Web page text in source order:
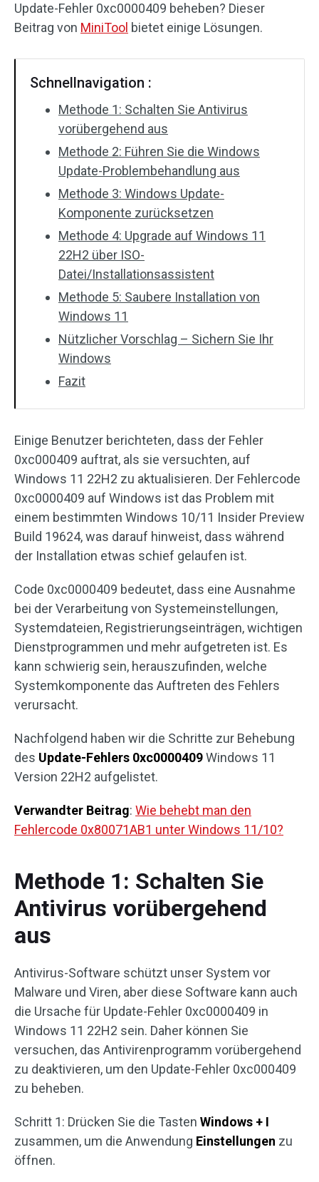
Update-Fehler 0xc0000409 beheben? Dieser
Beitrag von MiniTool bietet einige Lösungen.
Schnellnavigation :
Methode 1: Schalten Sie Antivirus
vorübergehend aus
Methode 2: Führen Sie die Windows
Update-Problembehandlung aus
Methode 3: Windows Update-
Komponente zurücksetzen
Methode 4: Upgrade auf Windows 11
22H2 über ISO-
Datei/Installationsassistent
Methode 5: Saubere Installation von
Windows 11
Nützlicher Vorschlag – Sichern Sie Ihr
Windows
Fazit
Einige Benutzer berichteten, dass der Fehler
0xc000409 auftrat, als sie versuchten, auf
Windows 11 22H2 zu aktualisieren. Der Fehlercode
0xc0000409 auf Windows ist das Problem mit
einem bestimmten Windows 10/11 Insider Preview
Build 19624, was darauf hinweist, dass während
der Installation etwas schief gelaufen ist.
Code 0xc0000409 bedeutet, dass eine Ausnahme
bei der Verarbeitung von Systemeinstellungen,
Systemdateien, Registrierungseinträgen, wichtigen
Dienstprogrammen und mehr aufgetreten ist. Es
kann schwierig sein, herauszufinden, welche
Systemkomponente das Auftreten des Fehlers
verursacht.
Nachfolgend haben wir die Schritte zur Behebung
des Update-Fehlers 0xc0000409Windows 11
Version 22H2 aufgelistet.
Verwandter Beitrag: Wie behebt man den
Fehlercode 0x80071AB1 unter Windows 11/10?
Methode 1: Schalten Sie
Antivirus vorübergehend
aus
Antivirus-Software schützt unser System vor
Malware und Viren, aber diese Software kann auch
die Ursache für Update-Fehler 0xc0000409 in
Windows 11 22H2 sein. Daher können Sie
versuchen, das Antivirenprogramm vorübergehend
zu deaktivieren, um den Update-Fehler 0xc000409
zu beheben.
Schritt 1: Drücken Sie die Tasten Windows + I
zusammen, um die Anwendung Einstellungen zu
öffnen.